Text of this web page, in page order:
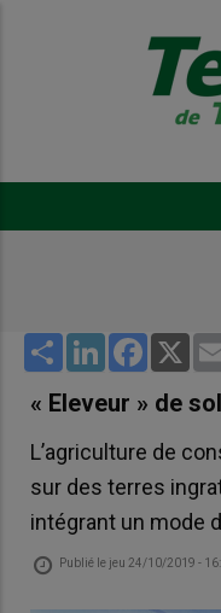
Share LinkedIn X
« Eleveur » de
L’agriculture de
sur des terres
intégrant un mode
Publié le jeu 24/10/2019 -